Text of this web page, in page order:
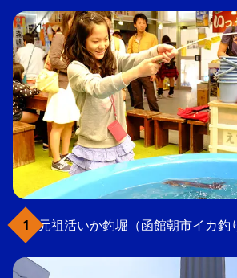
元祖活いか釣堀（函館朝市イカ釣